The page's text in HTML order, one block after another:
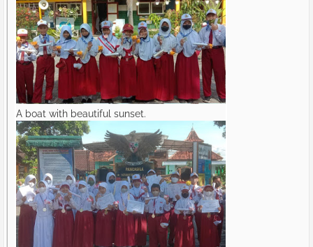
A boat with beautiful sunset.